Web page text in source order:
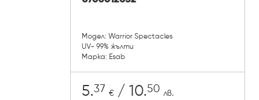
Модел: Warrior Spectacles
UV- 99% жълти
Марка: Esab
5.37 €/ 10.50 лв.